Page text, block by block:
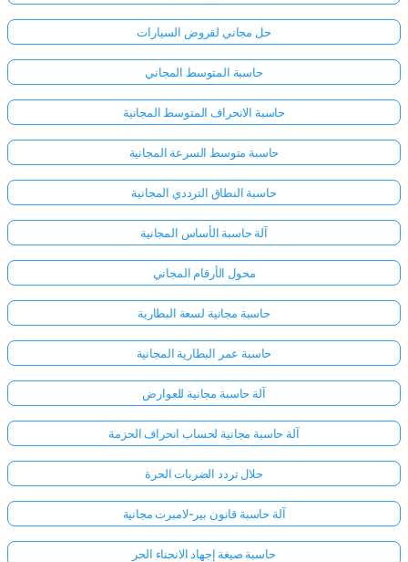
حل مجاني لقروض السيارات
حاسبة المتوسط المجاني
حاسبة الانحراف المتوسط المجانية
حاسبة متوسط السرعة المجانية
حاسبة النطاق الترددي المجانية
آلة حاسبة الأساس المجانية
محول الأرقام المجاني
حاسبة مجانية لسعة البطارية
حاسبة عمر البطارية المجانية
آلة حاسبة مجانية للعوارض
آلة حاسبة مجانية لحساب انحراف الحزمة
حلال تردد الضربات الحرة
آلة حاسبة قانون بير-لامبرت مجانية
حاسبة صيغة إجهاد الانحناء الحر